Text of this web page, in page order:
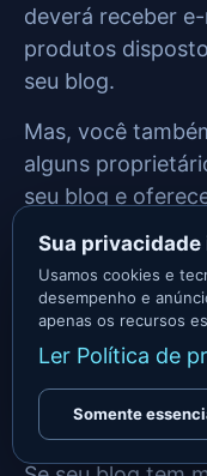
deverá receber
produtos
seu blog.
Mas, você
alguns
seu blog e
Você pode
encontrar meios
divulgação.
Você deve
espaços no seu
construir a
Sua privacidade
Usamos cookies e
desempenho e
apenas os recursos
Ler Política de
Somente